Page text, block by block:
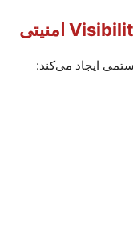
امنیتی
ایجاد می‌کند: